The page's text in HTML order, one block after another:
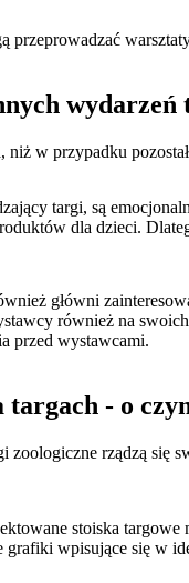
przeprowadzać
wydarzeń
w przypadku
targi, są
dla dzieci.
główni
również na
przed wystawcami.
- o
zoologiczne rządzą
stoiska
wpisujące się w